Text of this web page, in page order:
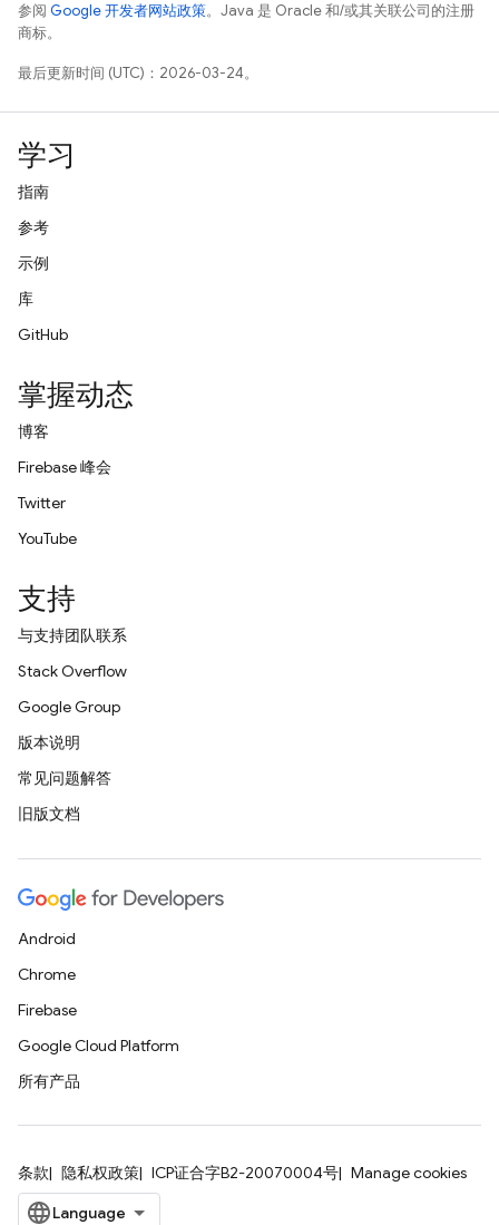
参阅 Google 开发者网站政策。Java 是 Oracle 和/或其关联公司的注册
商标。
最后更新时间 (UTC)：2026-03-24。
学习
指南
参考
示例
库
GitHub
掌握动态
博客
Firebase 峰会
Twitter
YouTube
支持
与支持团队联系
Stack Overflow
Google Group
版本说明
常见问题解答
旧版文档
Android
Chrome
Firebase
Google Cloud Platform
所有产品
条款 隐私权政策 ICP证合字B2-20070004号 Manage cookies